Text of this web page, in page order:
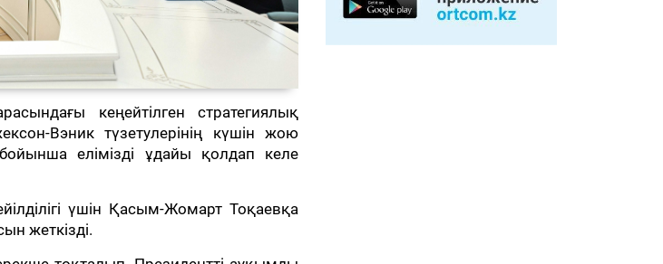
кеңейтілген стратегиялық
Вэник түзетулерінің күшін жою
елімізді ұдайы қолдап келе
үшін Қасым-Жомарт Тоқаевқа
жеткізді.